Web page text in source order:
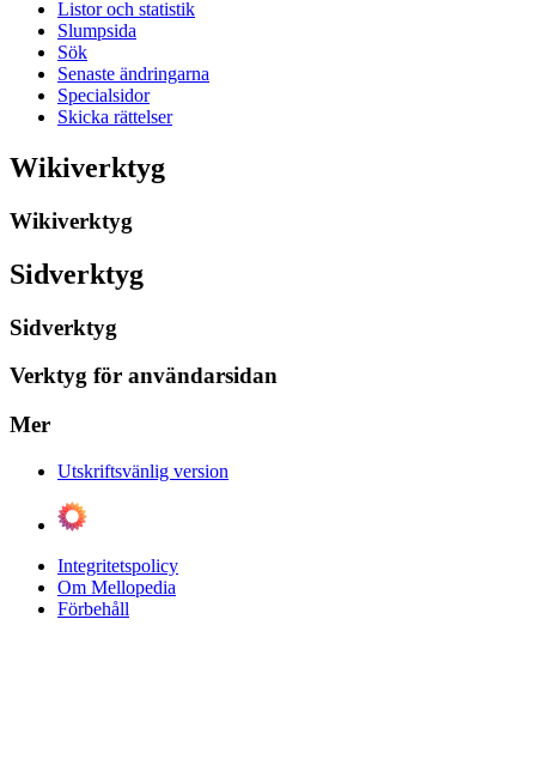
Listor och statistik
Slumpsida
Sök
Senaste ändringarna
Specialsidor
Skicka rättelser
Wikiverktyg
Wikiverktyg
Sidverktyg
Sidverktyg
Verktyg för användarsidan
Mer
Utskriftsvänlig version
Integritetspolicy
Om Mellopedia
Förbehåll